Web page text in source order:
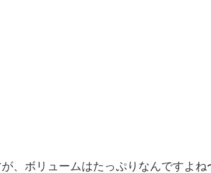
、ボリュームはたっぷりなんですよね